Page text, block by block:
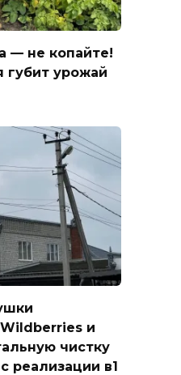
— не копайте!
губит урожай
и
чистку
реализации в1